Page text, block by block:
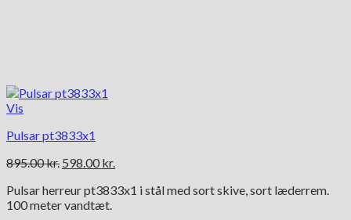
Vis
Pulsar pt3833x1
895.00kr. Den
pris
var:
598.00 kr.
pris
Pulsar herreur pt3833x1 i stål med sort skive, sort læderrem.
100 meter vandtæt.